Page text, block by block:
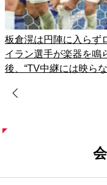
板倉滉は円陣に入らず
イラン選手が楽器を
後、“TV中継には映ら